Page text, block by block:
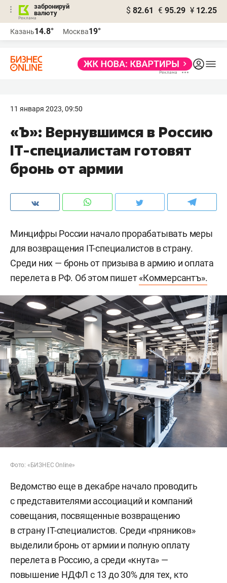
забронируй
валюту
$ 82.61 € 95.29 ¥ 12.25
Казань14.8° Москва19°
11 января 2023, 09:50
«Ъ»: Вернувшимся в Россию
IT-специалистам готовят
бронь от армии
Минцифры России начало прорабатывать меры
для возвращения IT-специалистов в страну.
Среди них — бронь от призыва в армию и оплата
перелета в РФ. Об этом пишет«Коммерсантъ».
Фото: «БИЗНЕС Online»
Ведомство еще в декабре начало проводить
с представителями ассоциаций и компаний
совещания, посвященные возвращению
в страну IT-специалистов. Среди «пряников»
выделили бронь от армии и полную оплату
перелета в Россию, а среди «кнута» —
повышение НДФЛ с 13 до 30% для тех, кто